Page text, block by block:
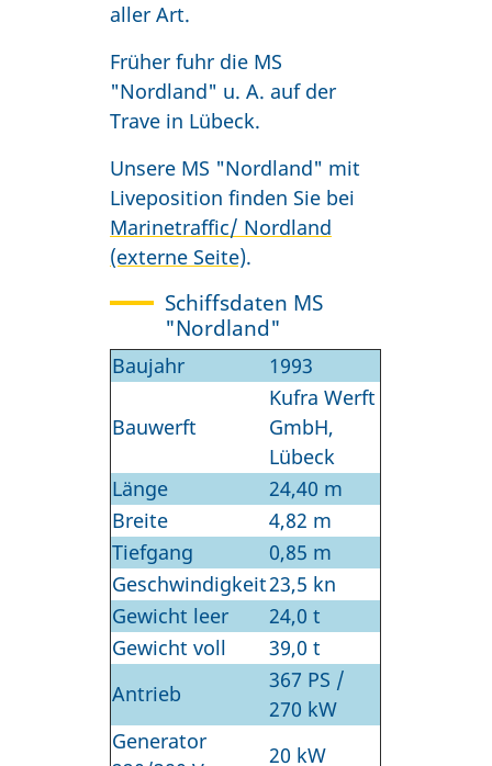
aller Art.
Früher fuhr die MS
"Nordland" u. A. auf der
Trave in Lübeck.
Unsere MS "Nordland" mit
Liveposition finden Sie bei
Marinetraffic/ Nordland
(externe Seite).
Schiffsdaten MS
"Nordland"
Baujahr 1993
Bauwerft
Kufra Werft
GmbH,
Lübeck
Länge
24,40 m
Breite
4,82 m
Tiefgang
0,85 m
Geschwindigkeit23,5 kn
Gewicht leer
24,0 t
Gewicht voll
39,0 t
Antrieb
367 PS /
270 kW
Generator
20 kW